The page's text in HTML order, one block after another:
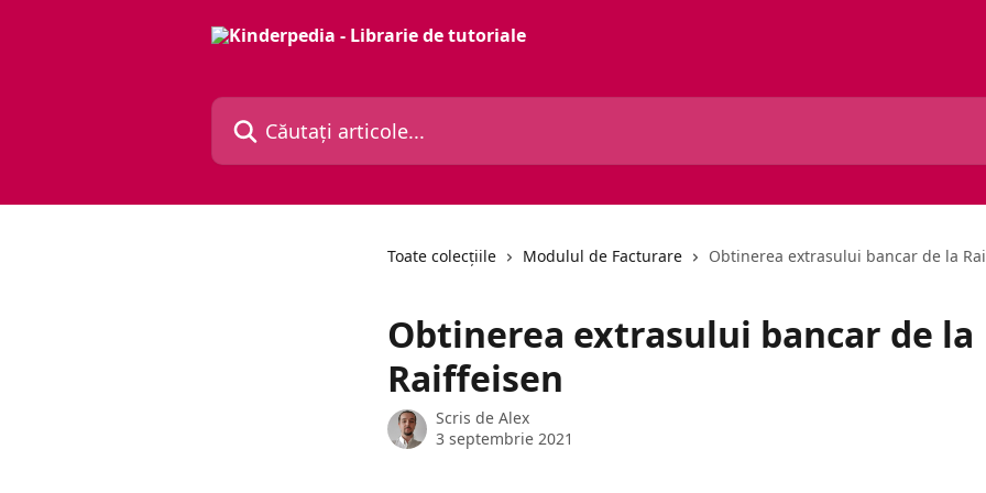
Căutați articole...
Toate colecțiile Modulul de Facturare Obtinerea extrasului bancar de la
Obtinerea extrasului bancar de la
Raiffeisen
Scris de Alex
3 septembrie 2021